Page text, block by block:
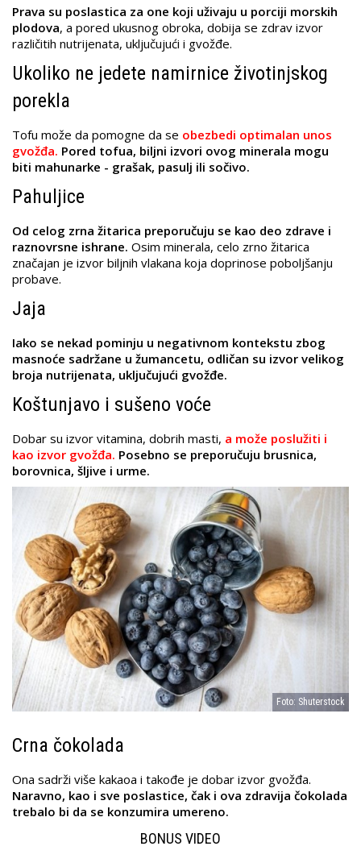
Prava su poslastica za one koji uživaju u porciji morskih
plodova, a pored ukusnog obroka, dobija se zdrav izvor
različitih nutrijenata, uključujući i gvožđe.
Ukoliko ne jedete namirnice životinjskog
porekla
Tofu može da pomogne da se obezbedi optimalan unos
gvožđa. Pored tofua, biljni izvori ovog minerala mogu
biti mahunarke - grašak, pasulj ili sočivo.
Pahuljice
Od celog zrna žitarica preporučuju se kao deo zdrave i
raznovrsne ishrane. Osim minerala, celo zrno žitarica
značajan je izvor biljnih vlakana koja doprinose poboljšanju
probave.
Jaja
Iako se nekad pominju u negativnom kontekstu zbog
masnoće sadržane u žumancetu, odličan su izvor velikog
broja nutrijenata, uključujući gvožđe.
Koštunjavo i sušeno voće
Dobar su izvor vitamina, dobrih masti, a može poslužiti i
kao izvor gvožđa. Posebno se preporučuju brusnica,
borovnica, šljive i urme.
Foto: Shuterstock
Crna čokolada
Ona sadrži više kakaoa i takođe je dobar izvor gvožđa.
Naravno, kao i sve poslastice, čak i ova zdravija čokolada
trebalo bi da se konzumira umereno.
BONUS VIDEO